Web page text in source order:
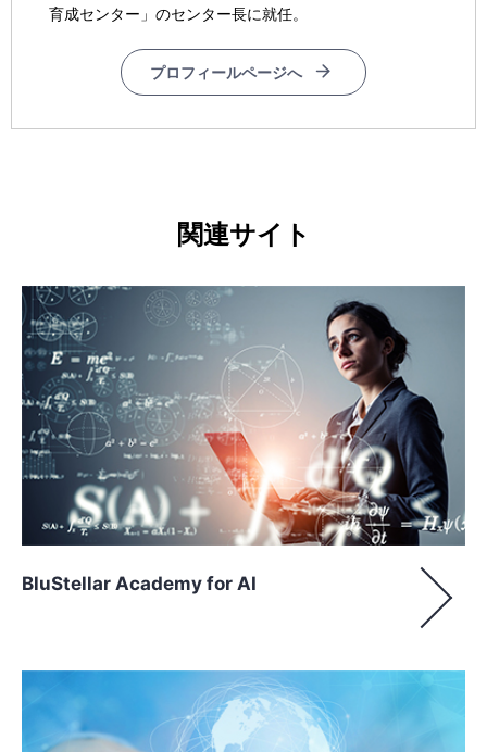
育成センター」のセンター長に就任。
プロフィールページへ
関連サイト
BluStellar Academy for AI